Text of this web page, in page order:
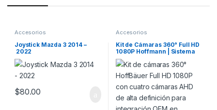
Accesorios
Joystick Mazda 3 2014 –
2022
$80.00
Accesorios
Kit de Cámaras 360° Full HD
1080P Hoffmann | Sistema
Bird View OEM para
Hoffmann & HoffBäuer